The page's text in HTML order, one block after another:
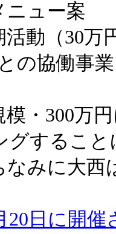
ー案
万円）
の協働事
万円に
グするこ
は500
20日に開